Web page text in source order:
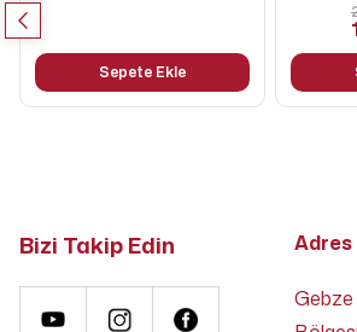
Sepete Ekle
Bizi Takip Edin Adres